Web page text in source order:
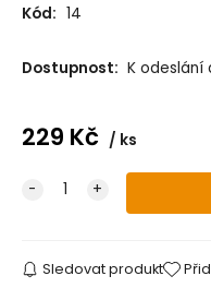
Kód: 14
Dostupnost: K odeslání
229 Kč ks
Sledovat produkt